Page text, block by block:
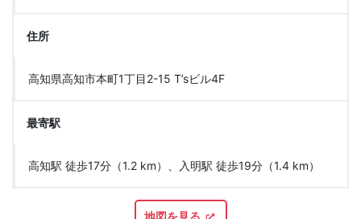
住所
高知県高知市本町1丁目2-15 T’sビル4F
最寄駅
高知駅 徒歩17分（1.2 km）、入明駅 徒歩19分（1.4 km）
地図を見る